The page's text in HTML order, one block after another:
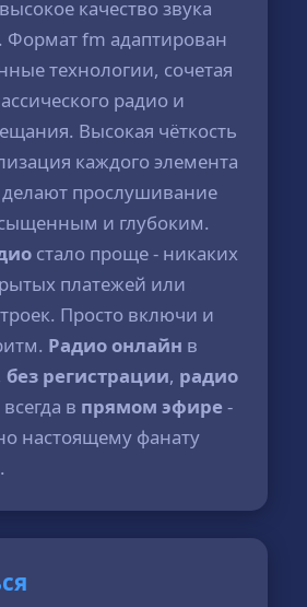
качество звука
Формат fm адаптирован
технологии, сочетая
радио и
Высокая чёткость
каждого элемента
прослушивание
и глубоким.
стало проще - никаких
платежей или
Просто включи и
Радио онлайн в
без регистрации, радио
в прямом эфире -
настоящему фанату